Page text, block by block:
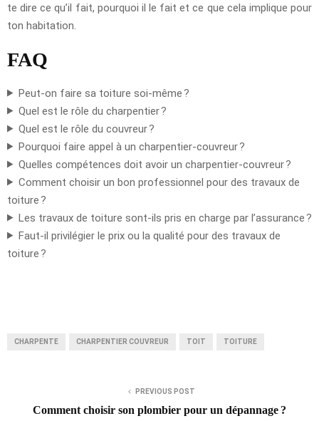
te dire ce qu’il fait, pourquoi il le fait et ce que cela implique pour
ton habitation.
FAQ
Peut-on faire sa toiture soi-même ?
Quel est le rôle du charpentier ?
Quel est le rôle du couvreur ?
Pourquoi faire appel à un charpentier-couvreur ?
Quelles compétences doit avoir un charpentier-couvreur ?
Comment choisir un bon professionnel pour des travaux de
toiture ?
Les travaux de toiture sont-ils pris en charge par l’assurance ?
Faut-il privilégier le prix ou la qualité pour des travaux de
toiture ?
CHARPENTE CHARPENTIER COUVREUR TOIT TOITURE
PREVIOUS POST
Comment choisir son plombier pour un dépannage ?